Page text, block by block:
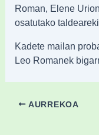
Roman, Elene
osatutako
Kadete mailan
Leo Romanek
AURREKOA